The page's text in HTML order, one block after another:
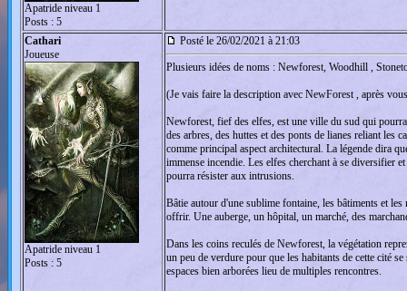
Apatride niveau 1
Posts : 5
Cathari
Joueuse
Apatride niveau 1
Posts : 5
Posté le 26/02/2021 à 21:03
Plusieurs idées de noms : Newforest, Woodhill ,
(Je vais faire la description avec NewForest , après
Newforest, fief des elfes, est une ville du sud qui
des arbres, des huttes et des ponts de lianes reliant les
comme principal aspect architectural. La légende dira
immense incendie. Les elfes cherchant à se diversifier
pourra résister aux intrusions.
Bâtie autour d'une sublime fontaine, les bâtiments et
offrir. Une auberge, un hôpital, un marché, des
Dans les coins reculés de Newforest, la végétation
un peu de verdure pour que les habitants de cette cité
espaces bien arborées lieu de multiples rencontres.